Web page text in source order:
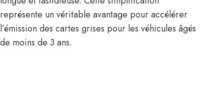
représente un véritable avantage pour accélérer
l’émission des cartes grises pour les véhicules âgés
de moins de 3 ans.